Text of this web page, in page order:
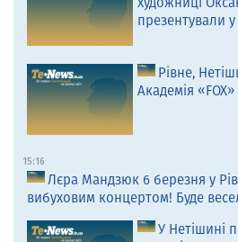
презентували
Рівне,
Академія
15:16
Лєра Мандзюк 6 березня у
вибуховим концертом! Буде
У Нетішині